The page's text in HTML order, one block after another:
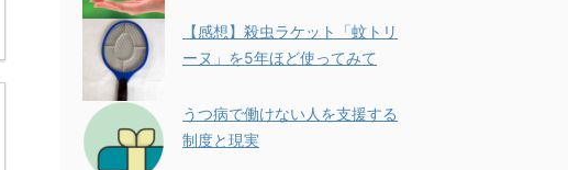
【感想】殺虫ラケット「蚊トリ
ーヌ」を5年ほど使ってみて
うつ病で働けない人を支援する
制度と現実